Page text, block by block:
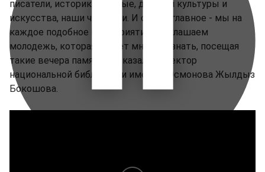
писатели, историки, ученые, деятели культуры и
искусства, наши читатели. И самое главное - мы на
каждое подобное мероприятие приглашаем
молодежь, которая может многое узнать, посещая
такие вечера памяти", - сказала директор
национальной библиотеки имени А.Осмонова Жылдыз
Бокошова.